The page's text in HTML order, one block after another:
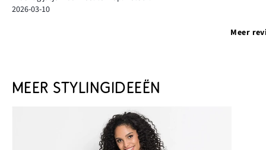
2026-03-10
Meer
MEER STYLINGIDEEËN